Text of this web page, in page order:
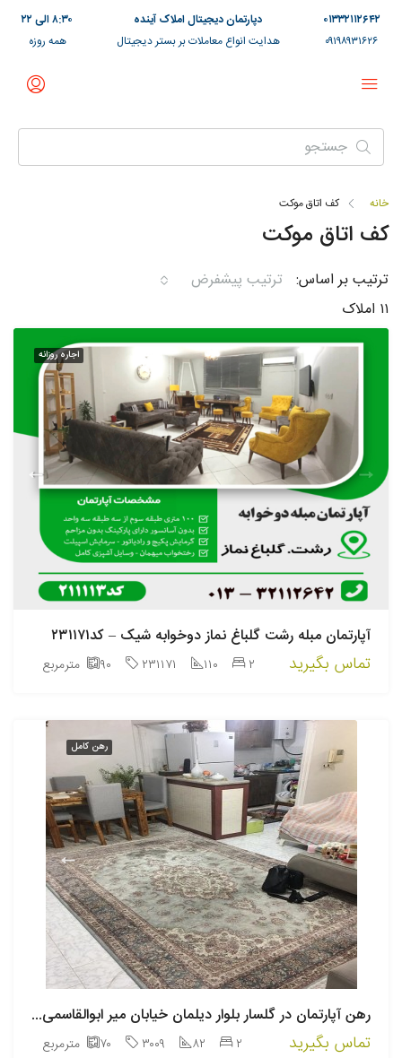
۰۱۳۳۲۱۱۲۶۴۲
۰۹۱۹۸۹۳۱۶۲۶
دپارتمان دیجیتال املاک آینده
هدایت انواع معاملات بر بستر دیجیتال
۸:۳۰ الی ۲۲
همه روزه
خانه کف اتاق موکت
کف اتاق موکت
۱۱ املاک
ترتیب بر اساس: ترتیب پیشفرض
اجاره روزانه
آپارتمان مبله رشت گلباغ نماز دوخوابه شیک – کد۲۳۱۱۷۱
تماس بگیرید ۲ ۱۱۰ ۲۳۱۱۷۱ ۹۰ مترمربع
رهن کامل
رهن آپارتمان در گلسار بلوار دیلمان خیابان میر ابوالقاسمی – کد۳۰۰۹
تماس بگیرید ۲ ۸۲ ۳۰۰۹ ۷۰ مترمربع